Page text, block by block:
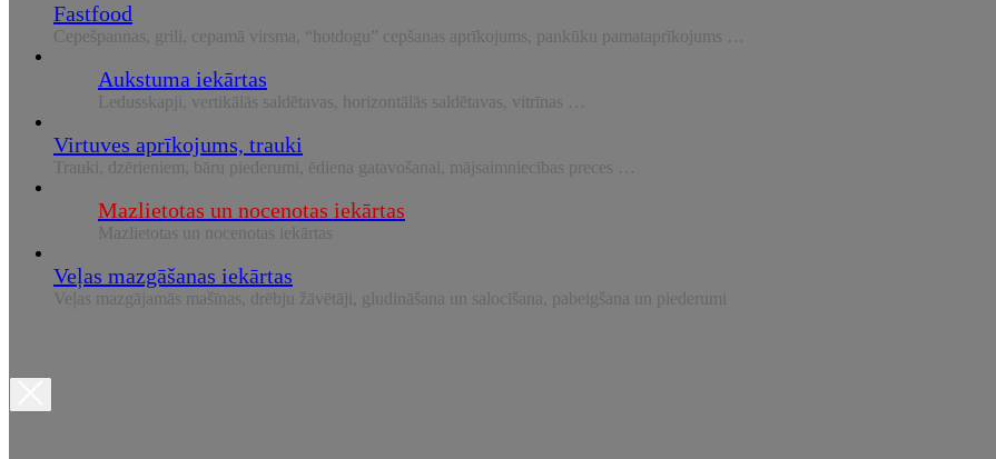
Fastfood
Cepešpannas, grili, cepamā virsma, “hotdogu” cepšanas aprīkojums, pankūku pamataprīkojums …
Aukstuma iekārtas
Ledusskapji, vertikālās saldētavas, horizontālās saldētavas, vitrīnas …
Virtuves aprīkojums, trauki
Trauki, dzērieniem, bāru piederumi, ēdiena gatavošanai, mājsaimniecības preces …
Mazlietotas un nocenotas iekārtas
Mazlietotas un nocenotas iekārtas
Veļas mazgāšanas iekārtas
Veļas mazgājamās mašīnas, drēbju žāvētāji, gludināšana un salocīšana, pabeigšana un piederumi